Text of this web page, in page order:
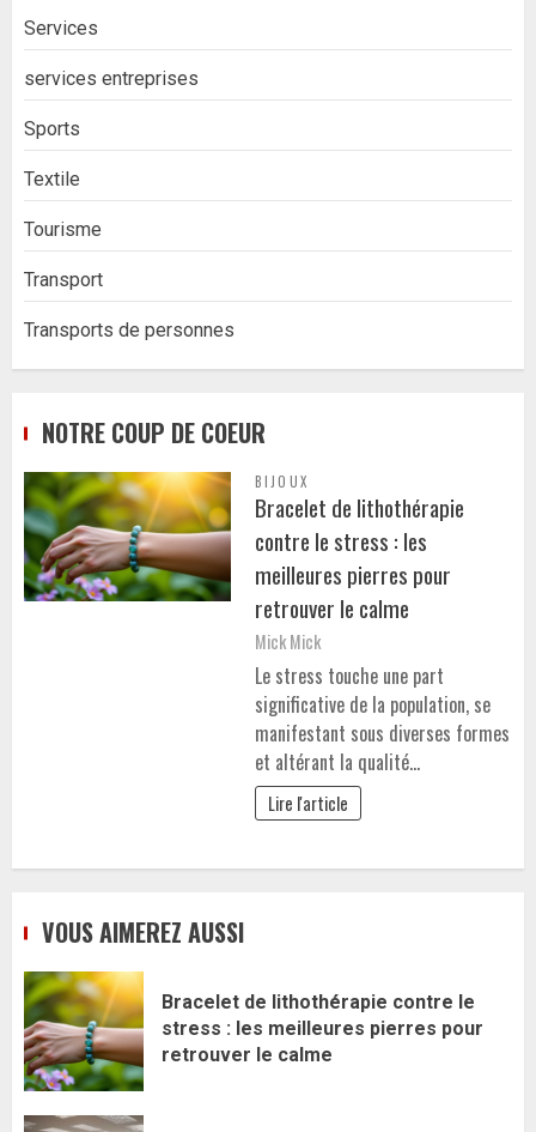
Services
services entreprises
Sports
Textile
Tourisme
Transport
Transports de personnes
NOTRE COUP DE COEUR
BIJOUX
Bracelet de lithothérapie
contre le stress : les
meilleures pierres pour
retrouver le calme
Mick Mick
Le stress touche une part
significative de la population, se
manifestant sous diverses formes
et altérant la qualité…
Lire l'article
VOUS AIMEREZ AUSSI
Bracelet de lithothérapie contre le
stress : les meilleures pierres pour
retrouver le calme